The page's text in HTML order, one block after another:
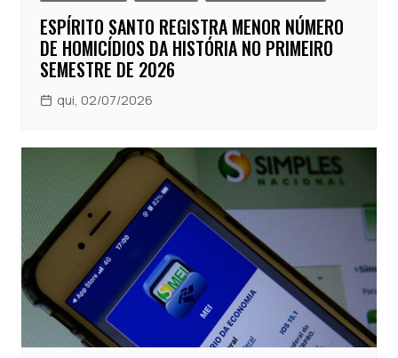
ESPÍRITO SANTO REGISTRA MENOR NÚMERO
DE HOMICÍDIOS DA HISTÓRIA NO PRIMEIRO
SEMESTRE DE 2026
qui, 02/07/2026